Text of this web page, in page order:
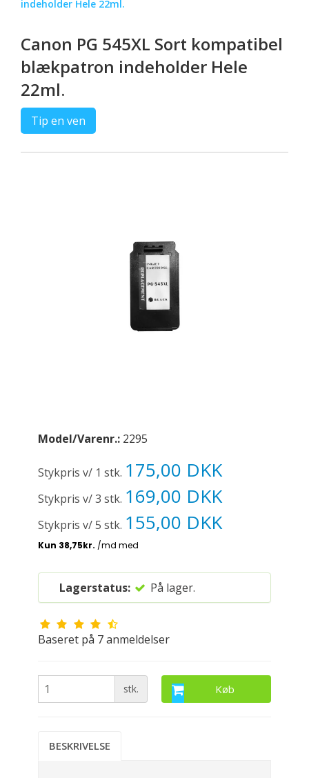
indeholder Hele 22ml.
Canon PG 545XL Sort kompatibel
blækpatron indeholder Hele
22ml.
Tip en ven
Model/Varenr.: 2295
Stykpris v/ 1 stk. 175,00 DKK
Stykpris v/ 3 stk. 169,00 DKK
Stykpris v/ 5 stk. 155,00 DKK
Lagerstatus: På lager.
Baseret på 7anmeldelser
stk. Køb
BESKRIVELSE